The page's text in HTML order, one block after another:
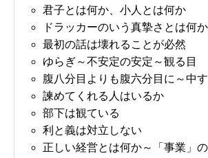
君子とは何か、小人とは何か
ドラッカーのいう真摯さとは何か
最初の話は壊れることが必然
ゆらぎ～不安定の安定～観る目
腹八分目よりも腹六分目に～中
諫めてくれる人はいるか
部下は観ている
利と義は対立しない
正しい経営とは何か～「事業」